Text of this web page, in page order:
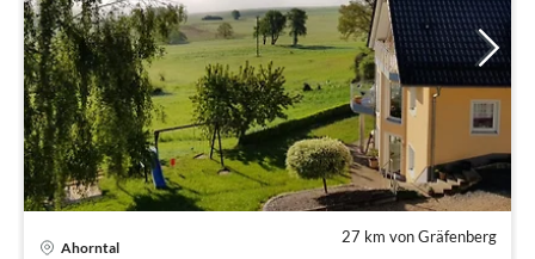
27 km von Gräfenberg
Ahorntal